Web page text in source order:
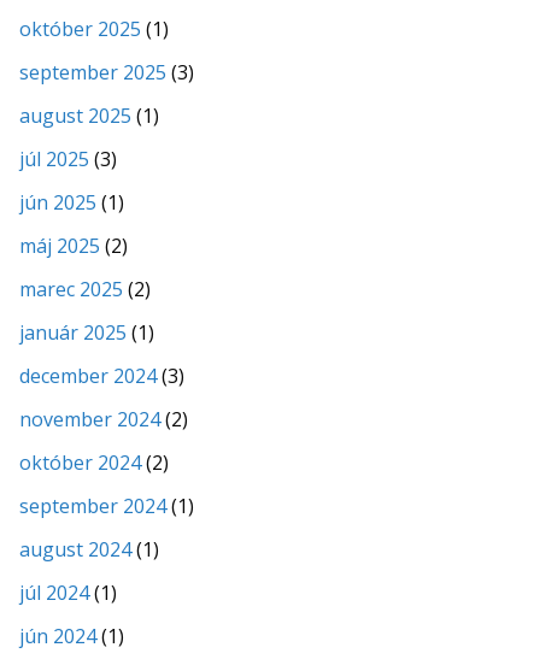
október 2025 (1)
september 2025 (3)
august 2025 (1)
júl 2025 (3)
jún 2025 (1)
máj 2025 (2)
marec 2025 (2)
január 2025 (1)
december 2024(3)
november 2024(2)
október 2024(2)
september 2024(1)
august 2024(1)
júl 2024(1)
jún 2024(1)